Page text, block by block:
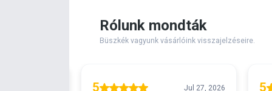
Extra elérhető!